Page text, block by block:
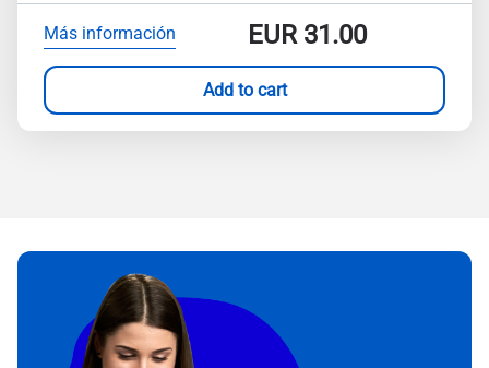
Más información EUR31.00
Add to cart